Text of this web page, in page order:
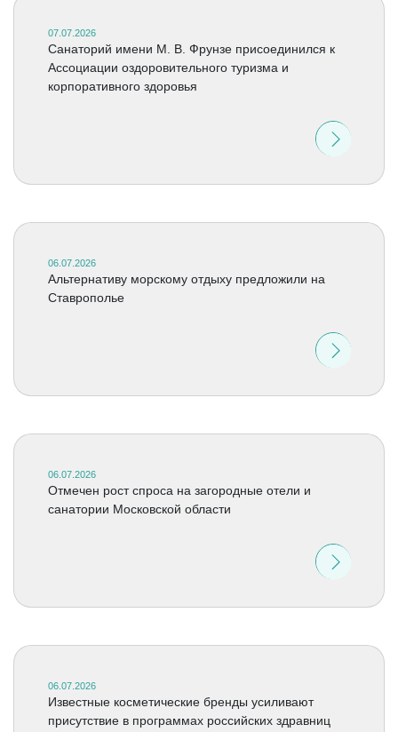
07.07.2026
Санаторий имени М. В. Фрунзе присоединился к
Ассоциации оздоровительного туризма и
корпоративного здоровья
06.07.2026
Альтернативу морскому отдыху предложили на
Ставрополье
06.07.2026
Отмечен рост спроса на загородные отели и
санатории Московской области
06.07.2026
Известные косметические бренды усиливают
присутствие в программах российских здравниц